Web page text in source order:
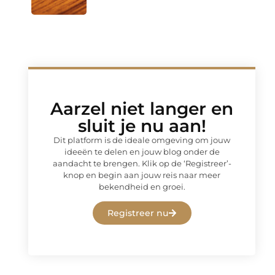
Aarzel niet langer en
sluit je nu aan!
Dit platform is de ideale omgeving om jouw
ideeën te delen en jouw blog onder de
aandacht te brengen. Klik op de ‘Registreer’-
knop en begin aan jouw reis naar meer
bekendheid en groei.
Registreer nu